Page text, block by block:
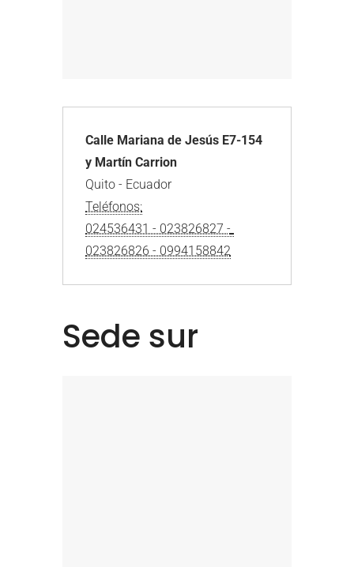
Calle Mariana de Jesús E7-154
y Martín Carrion
Teléfonos:
024536431 - 023826827 -
023826826 - 0994158842
Sede sur